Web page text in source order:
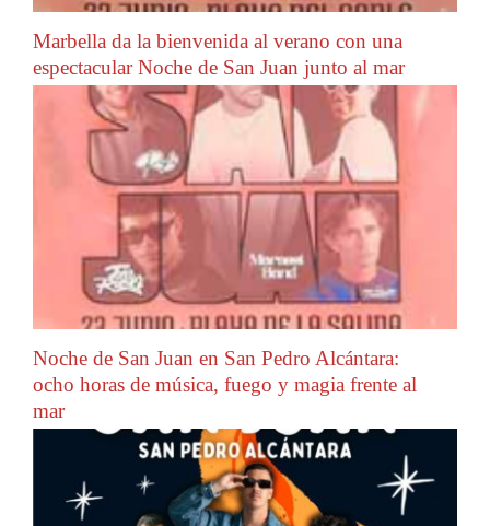
Marbella da la bienvenida al verano con una
espectacular Noche de San Juan junto al mar
Noche de San Juan en San Pedro Alcántara:
ocho horas de música, fuego y magia frente al
mar